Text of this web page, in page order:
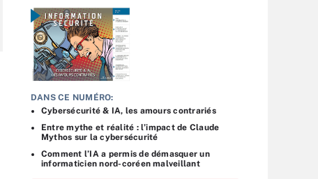
DANS CE NUMÉRO:
Cybersécurité & IA, les amours contrariés
Entre mythe et réalité : l’impact de Claude
Mythos sur la cybersécurité
Comment l’IA a permis de démasquer un
informaticien nord-coréen malveillant